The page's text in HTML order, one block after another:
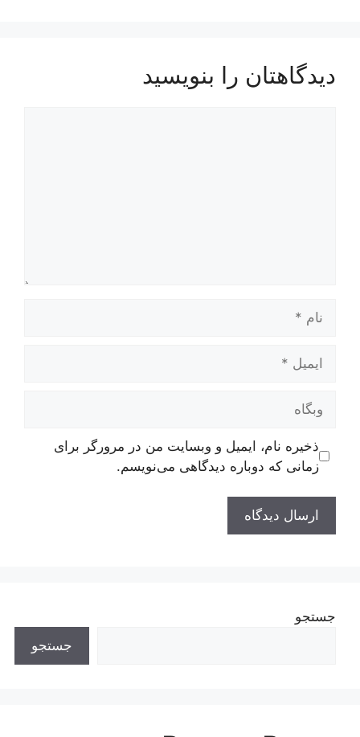
دیدگاهتان را بنویسید
وبگاه
ذخیره نام، ایمیل و وبسایت من در مرورگر برای
زمانی که دوباره دیدگاهی می‌نویسم.
جستجو
جستجو